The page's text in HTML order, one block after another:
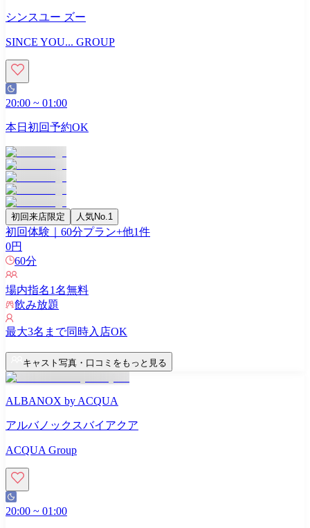
シンスユー ズー
SINCE YOU... GROUP
20:00 ~ 01:00
本日初回予約OK
初回来店限定 人気No.1
初回体験｜60分プラン+他1件
0円
60分
場内指名1名無料
飲み放題
最大3名まで同時入店OK
キャスト写真・口コミをもっと見る
ALBANOX by ACQUA
アルバノックスバイアクア
ACQUA Group
20:00 ~ 01:00